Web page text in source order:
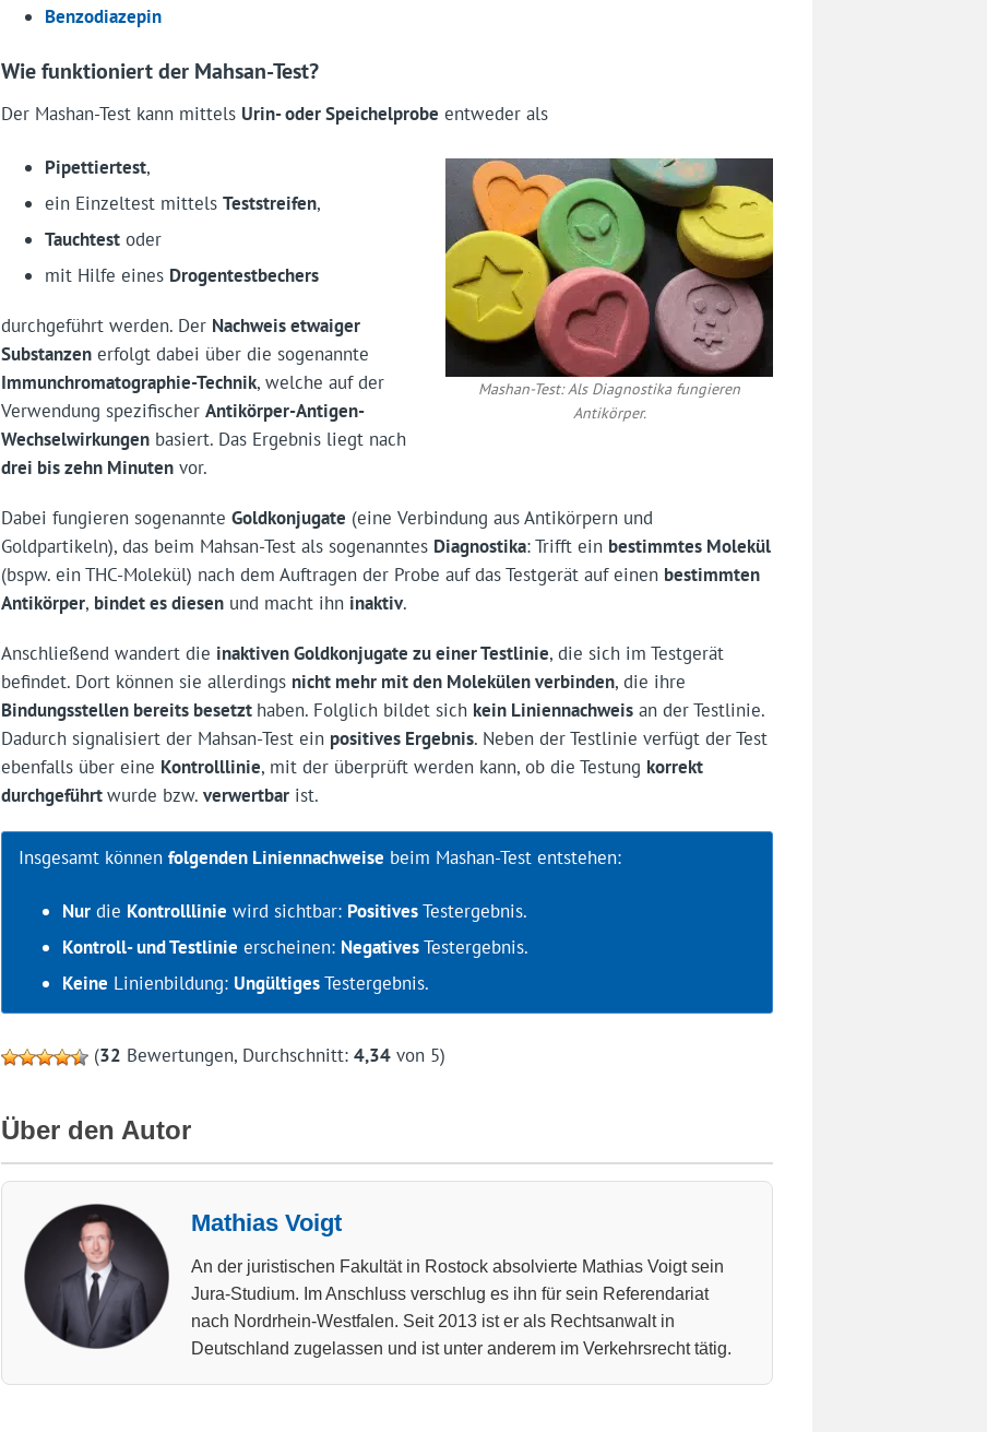
Benzodiazepin
Wie funktioniert der Mahsan-Test?
Der Mashan-Test kann mittels Urin- oder Speichelprobe entweder als
Mashan-Test: Als Diagnostika fungieren
Antikörper.
Pipettiertest,
ein Einzeltest mittels Teststreifen,
Tauchtestoder
mit Hilfe eines Drogentestbechers
durchgeführt werden. Der Nachweis etwaiger
Substanzenerfolgt dabei über die sogenannte
Immunchromatographie-Technik, welche auf der
Verwendung spezifischer Antikörper-Antigen-
Wechselwirkungenbasiert. Das Ergebnis liegt nach
drei bis zehn Minutenvor.
Dabei fungieren sogenannte Goldkonjugate (eine Verbindung aus Antikörpern und
Goldpartikeln), das beim Mahsan-Test als sogenanntes Diagnostika: Trifft ein bestimmtes Molekül
(bspw. ein THC-Molekül) nach dem Auftragen der Probe auf das Testgerät auf einen bestimmten
Antikörper, bindet es diesenund macht ihn inaktiv.
Anschließend wandert die inaktiven Goldkonjugate zu einer Testlinie, die sich im Testgerät
befindet. Dort können sie allerdings nicht mehr mit den Molekülen verbinden, die ihre
Bindungsstellen bereits besetzt haben. Folglich bildet sich kein Liniennachweisan der Testlinie.
Dadurch signalisiert der Mahsan-Test ein positives Ergebnis. Neben der Testlinie verfügt der Test
ebenfalls über eine Kontrolllinie, mit der überprüft werden kann, ob die Testung korrekt
durchgeführtwurde bzw. verwertbarist.
Insgesamt können folgenden Liniennachweise beim Mashan-Test entstehen:
Nurdie Kontrolllinie wird sichtbar: PositivesTestergebnis.
Kontroll- und Testlinie erscheinen: NegativesTestergebnis.
Keine Linienbildung: UngültigesTestergebnis.
(32 Bewertungen, Durchschnitt: 4,34von 5)
Über den Autor
Mathias Voigt
An der juristischen Fakultät in Rostock absolvierte Mathias Voigt sein
Jura-Studium. Im Anschluss verschlug es ihn für sein Referendariat
nach Nordrhein-Westfalen. Seit 2013 ist er als Rechtsanwalt in
Deutschland zugelassen und ist unter anderem im Verkehrsrecht tätig.